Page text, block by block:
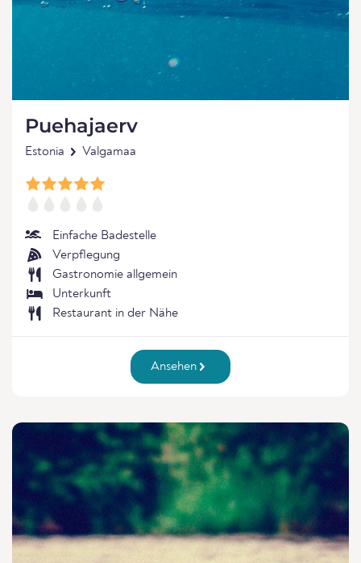
Puehajaerv
Estonia Valgamaa
Einfache Badestelle
Verpflegung
Gastronomie allgemein
Unterkunft
Restaurant in der Nähe
Ansehen